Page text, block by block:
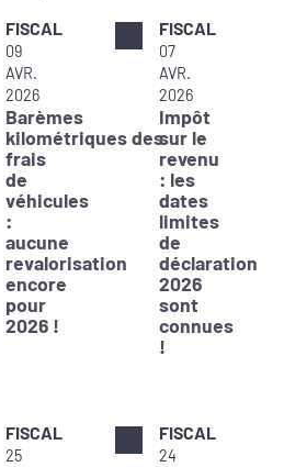
FISCAL
09
AVR.
2026
Barèmes
kilométriques des
frais
de
véhicules
:
aucune
revalorisation
encore
pour
2026 !
FISCAL
07
AVR.
2026
Impôt
sur le
revenu
: les
dates
limites
de
déclaration
2026
sont
connues
!
FISCAL
25
FISCAL
24